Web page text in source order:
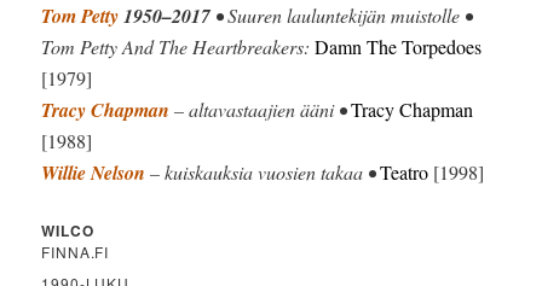
Tom Petty1950–2017• Suuren lauluntekijän muistolle •
Tom Petty And The Heartbreakers:Damn The Torpedoes
[1979]
Tracy Chapman – altavastaajien ääni •Tracy Chapman
[1988]
Willie Nelson – kuiskauksia vuosien takaa •Teatro [1998]
WILCO
FINNA.FI